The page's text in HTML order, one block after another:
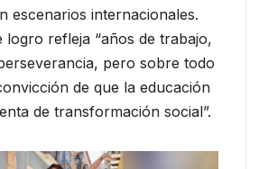
escenarios internacionales.
logro refleja “años de trabajo,
pero sobre todo
de que la educación
de transformación social”.